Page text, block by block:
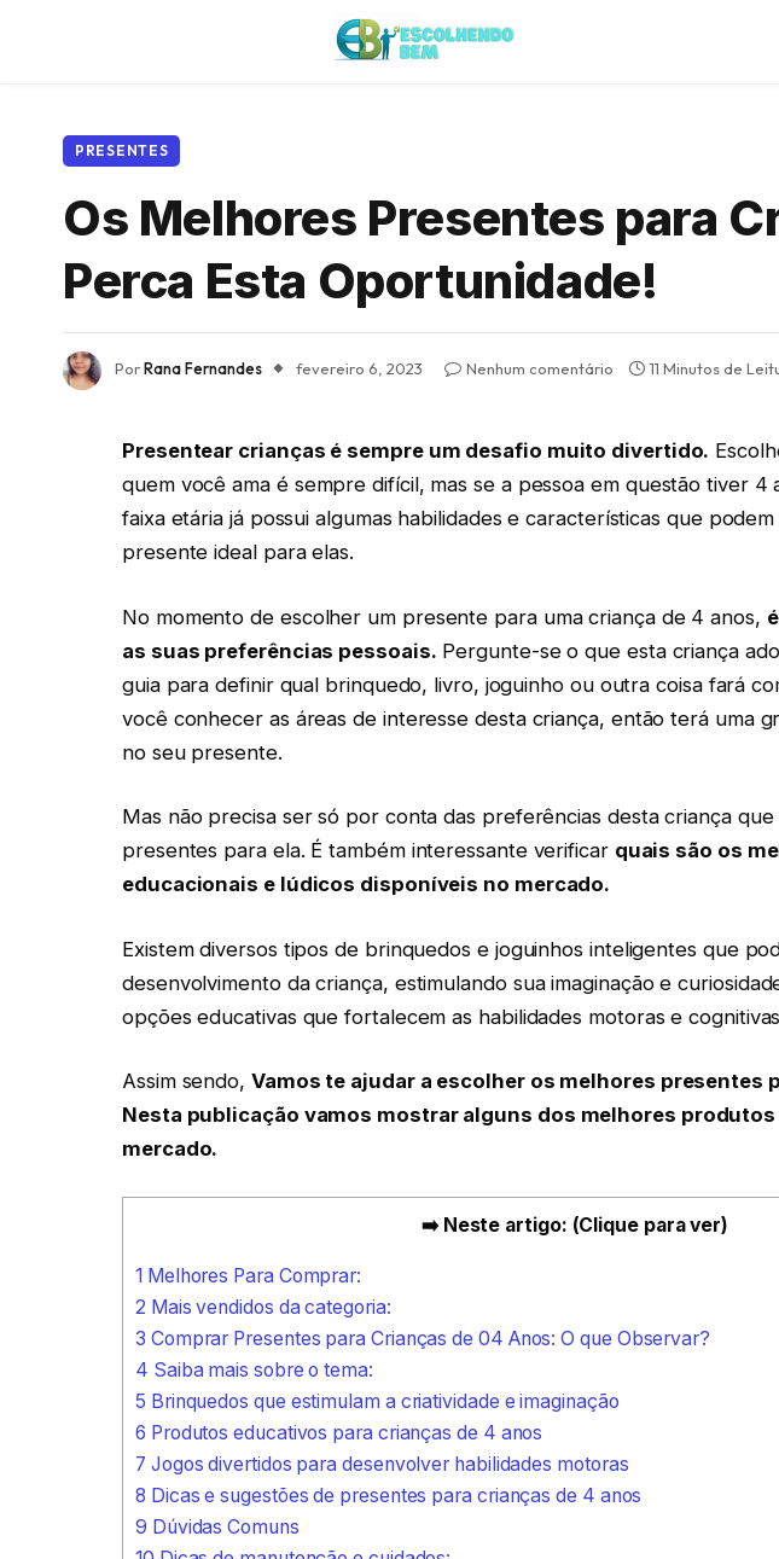
PRESENTES
Os Melhores Presentes para
Perca Esta Oportunidade!
PorRana Fernandes fevereiro 6, 2023 Nenhum comentário 11 Minutos de
Presentear crianças é sempre um desafio muito divertido.
quem você ama é sempre difícil, mas se a pessoa em questão tiver 4
faixa etária já possui algumas habilidades e características que
presente ideal para elas.
No momento de escolher um presente para uma criança de 4 anos,
as suas preferências pessoais. Pergunte-se o que esta criança
guia para definir qual brinquedo, livro, joguinho ou outra coisa fará
você conhecer as áreas de interesse desta criança, então terá uma
no seu presente.
Mas não precisa ser só por conta das preferências desta criança
presentes para ela. É também interessante verificar quais são os
educacionais e lúdicos disponíveis no mercado.
Existem diversos tipos de brinquedos e joguinhos inteligentes que
desenvolvimento da criança, estimulando sua imaginação e
opções educativas que fortalecem as habilidades motoras e
Assim sendo, Vamos te ajudar a escolher os melhores presentes
Nesta publicação vamos mostrar alguns dos melhores
mercado.
➡️ Neste artigo: (Clique para ver)
1 Melhores Para Comprar:
2 Mais vendidos da categoria:
3 Comprar Presentes para Crianças de 04 Anos: O que Observar?
4 Saiba mais sobre o tema:
5 Brinquedos que estimulam a criatividade e imaginação
6 Produtos educativos para crianças de 4 anos
7 Jogos divertidos para desenvolver habilidades motoras
8 Dicas e sugestões de presentes para crianças de 4 anos
9 Dúvidas Comuns